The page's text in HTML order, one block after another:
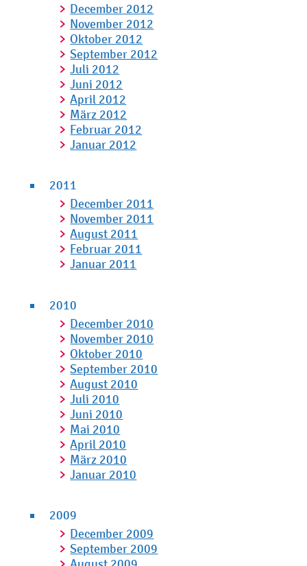
December 2012
November 2012
Oktober 2012
September 2012
Juli 2012
Juni 2012
April 2012
März 2012
Februar 2012
Januar 2012
2011
December 2011
November 2011
August 2011
Februar 2011
Januar 2011
2010
December 2010
November 2010
Oktober 2010
September 2010
August 2010
Juli 2010
Juni 2010
Mai 2010
April 2010
März 2010
Januar 2010
2009
December 2009
September 2009